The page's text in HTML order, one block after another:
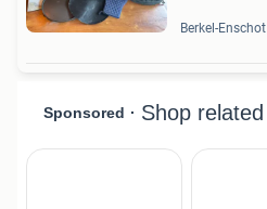
Berkel-Enschot